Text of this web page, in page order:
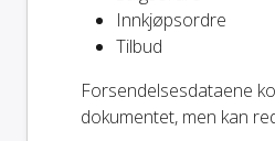
Innkjøpsordre
Tilbud
Forsendelsesdataene
dokumentet, men kan